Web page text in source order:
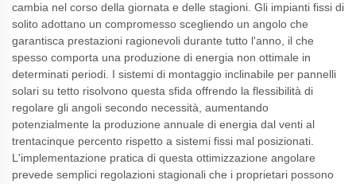
cambia nel corso della giornata e delle stagioni. Gli impianti fissi di
solito adottano un compromesso scegliendo un angolo che
garantisca prestazioni ragionevoli durante tutto l'anno, il che
spesso comporta una produzione di energia non ottimale in
determinati periodi. I sistemi di montaggio inclinabile per pannelli
solari su tetto risolvono questa sfida offrendo la flessibilità di
regolare gli angoli secondo necessità, aumentando
potenzialmente la produzione annuale di energia dal venti al
trentacinque percento rispetto a sistemi fissi mal posizionati.
L'implementazione pratica di questa ottimizzazione angolare
prevede semplici regolazioni stagionali che i proprietari possono